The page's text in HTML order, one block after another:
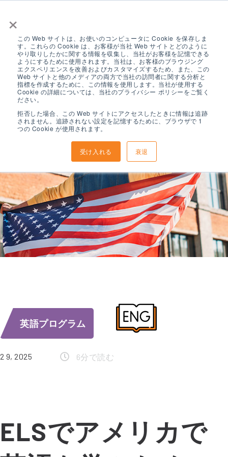
×
この Web サイトは、お使いのコンピュータに Cookie を保存しま
す。これらの Cookie は、お客様が当社 Web サイトとどのように
やり取りしたかに関する情報を収集し、当社がお客様を記憶できる
ようにするために使用されます。当社は、お客様のブラウジング
エクスペリエンスを改善およびカスタマイズするため、また、この
Web サイトと他のメディアの両方で当社の訪問者に関する分析と
指標を作成するために、この情報を使用します。当社が使用する
Cookie の詳細については、当社のプライバシー ポリシーをご覧く
ださい。
拒否した場合、この Web サイトにアクセスしたときに情報は追跡
されません。追跡されない設定を記憶するために、ブラウザで 1
つの Cookie が使用されます。
受け入れる 衰退
英語プログラム
2 9, 2025 6分で読む
ELSでアメリカで